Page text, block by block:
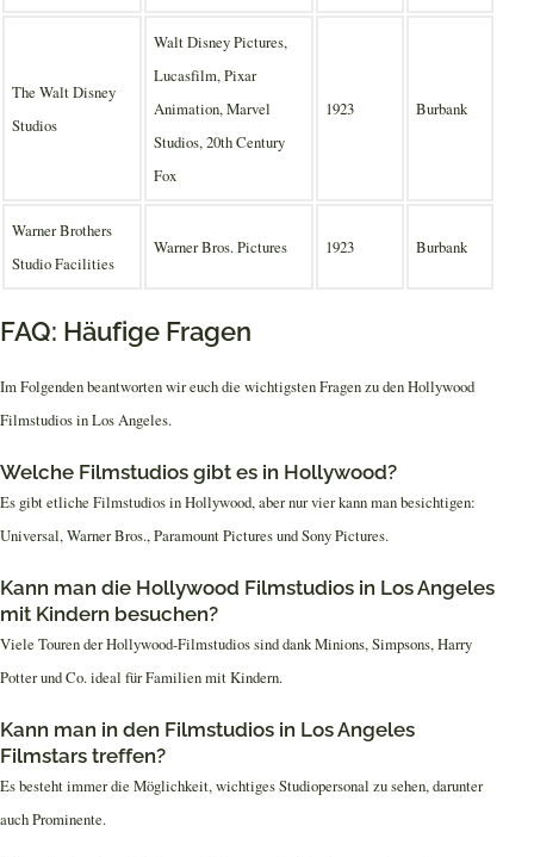
The Walt Disney
Studios
Walt Disney Pictures,
Lucasfilm, Pixar
Animation, Marvel
Studios, 20th Century
Fox
1923 Burbank
Warner Brothers
Studio Facilities
Warner Bros. Pictures 1923 Burbank
FAQ: Häufige Fragen
Im Folgenden beantworten wir euch die wichtigsten Fragen zu den Hollywood
Filmstudios in Los Angeles.
Welche Filmstudios gibt es in Hollywood?
Es gibt etliche Filmstudios in Hollywood, aber nur vier kann man besichtigen:
Universal, Warner Bros., Paramount Pictures und Sony Pictures.
Kann man die Hollywood Filmstudios in Los Angeles
mit Kindern besuchen?
Viele Touren der Hollywood-Filmstudios sind dank Minions, Simpsons, Harry
Potter und Co. ideal für Familien mit Kindern.
Kann man in den Filmstudios in Los Angeles
Filmstars treffen?
Es besteht immer die Möglichkeit, wichtiges Studiopersonal zu sehen, darunter
auch Prominente.